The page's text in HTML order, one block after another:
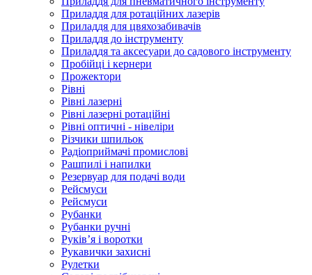
Приладдя для ротаційних лазерів
Приладдя для цвяхозабивачів
Приладдя до інструменту
Приладдя та аксесуари до садового інструменту
Пробійці і кернери
Прожектори
Рівні
Рівні лазерні
Рівні лазерні ротаційні
Рівні оптичні - нівеліри
Різчики шпильок
Радіоприймачі промислові
Рашпилі і напилки
Резервуар для подачі води
Рейсмуси
Рейсмуси
Рубанки
Рубанки ручні
Руківʼя і воротки
Рукавички захисні
Рулетки